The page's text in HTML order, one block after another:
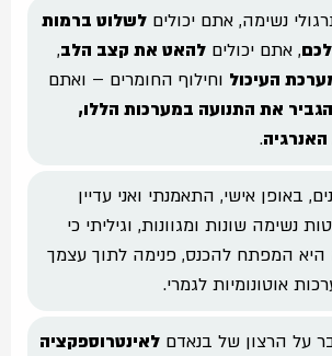
נשימה, אתם יכוליםלשלוט ברמות
, אתם יכוליםלהאט את קצב הלב,
העיכול וחילוף החומרים – ואתם
את התנועה במערכות הללו,
.
באופן אישי, התאמנתי ואני עדיין
נשימה שונות ומגוונות, וגיליתי כי
היא המפתח להכנס, פנימה לתוך עצמך
אוטונומיות לגמרי.
על הרצון של בנאדםלאינטרוספקציה